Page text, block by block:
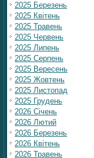
2025 Березень
2025 Квітень
2025 Травень
2025 Червень
2025 Липень
2025 Серпень
2025 Вересень
2025 Жовтень
2025 Листопад
2025 Грудень
2026 Січень
2026 Лютий
2026 Березень
2026 Квітень
2026 Травень